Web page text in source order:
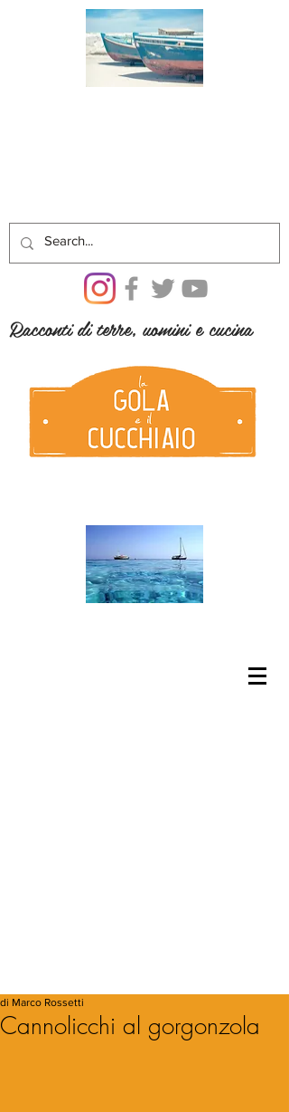
Racconti di terre, uomini e cucina
Cannolicchi al gorgonzola
di Marco Rossetti